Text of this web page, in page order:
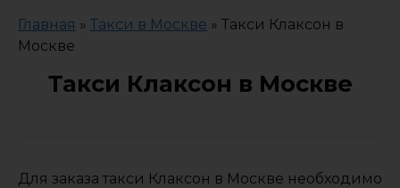
Главная » Такси в Москве » Такси Клаксон в
Москве
Такси Клаксон в Москве
Для заказа такси Клаксон в Москве необходимо